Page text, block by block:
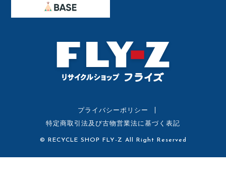
プライバシーポリシー
特定商取引法及び古物営業法に基づく表記
© RECYCLE SHOP FLY-Z All Right Reserved